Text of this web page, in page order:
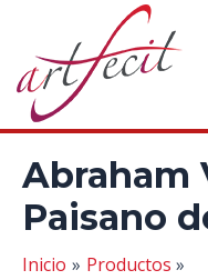
contenido
Abraham
Paisano
Inicio
Productos